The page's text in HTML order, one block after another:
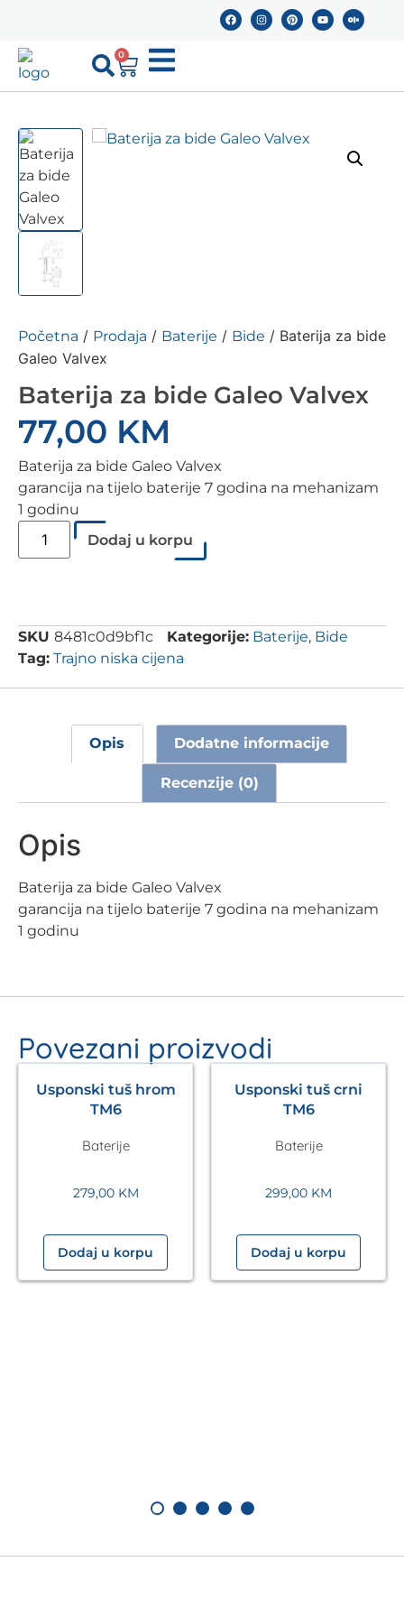
0
Početna / Prodaja / Baterije / Bide / Baterija za bide
Galeo Valvex
Baterija za bide Galeo Valvex
77,00 KM
Baterija za bide Galeo Valvex
garancija na tijelo baterije 7 godina na mehanizam
1 godinu
Dodaj u korpu
SKU 8481c0d9bf1c Kategorije: Baterije, Bide
Tag: Trajno niska cijena
Opis Dodatne informacije
Recenzije (0)
Opis
Baterija za bide Galeo Valvex
garancija na tijelo baterije 7 godina na mehanizam
1 godinu
Povezani proizvodi
Usponski tuš hrom
TM6
Baterije
279,00 KM
Dodaj u korpu
Usponski tuš crni
TM6
Baterije
299,00 KM
Dodaj u korpu